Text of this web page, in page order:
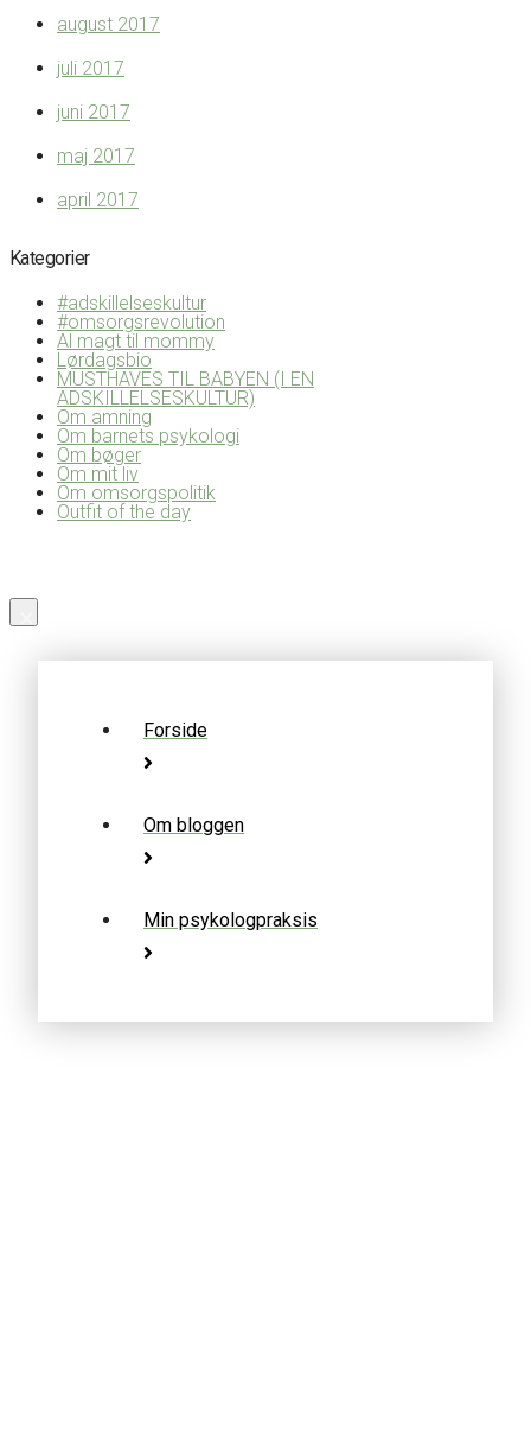
august 2017
juli 2017
juni 2017
maj 2017
april 2017
Kategorier
#adskillelseskultur
#omsorgsrevolution
Al magt til mommy
Lørdagsbio
MUSTHAVES TIL BABYEN (I EN
ADSKILLELSESKULTUR)
Om amning
Om barnets psykologi
Om bøger
Om mit liv
Om omsorgspolitik
Outfit of the day
×
Forside
Om bloggen
Min psykologpraksis